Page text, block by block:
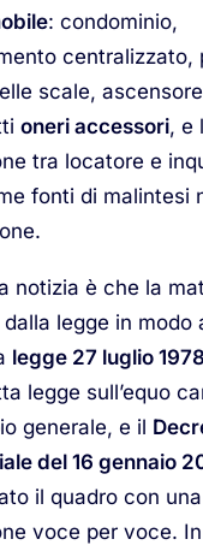
: condominio,
centralizzato,
scale,
oneri accessori, e
tra locatore e
fonti di malintesi
notizia è che la
legge in modo
legge 27 luglio
legge sull’equo
generale, e il
del 16 gennaio
il quadro con
voce per voce.